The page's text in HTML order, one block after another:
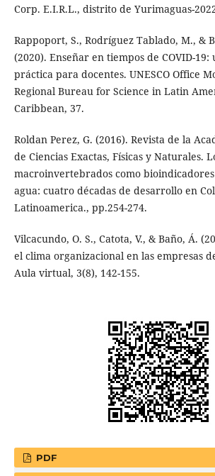
Corp. E.I.R.L., distrito de Yurimaguas-
Rappoport, S., Rodríguez Tablado, M., &
(2020). Enseñar en tiempos de COVID-
práctica para docentes. UNESCO Office
Regional Bureau for Science in Latin
Caribbean, 37.
Roldan Perez, G. (2016). Revista de la
de Ciencias Exactas, Físicas y Naturales.
macroinvertebrados como
agua: cuatro décadas de desarrollo en
Latinoamerica., pp.254-274.
Vilcacundo, O. S., Catota, V., & Baño, Á.
el clima organizacional en las empresas
Aula virtual, 3(8), 142-155.
PDF